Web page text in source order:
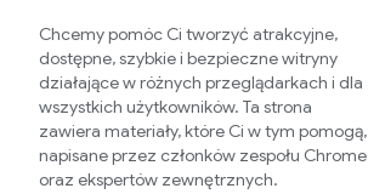
Chcemy pomóc Ci tworzyć atrakcyjne,
dostępne, szybkie i bezpieczne witryny
działające w różnych przeglądarkach i dla
wszystkich użytkowników. Ta strona
zawiera materiały, które Ci w tym pomogą,
napisane przez członków zespołu Chrome
oraz ekspertów zewnętrznych.